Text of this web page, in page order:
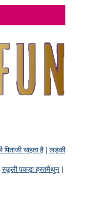
चाहता है|लड़की
स्कूली पकड़ा हस्तमैथुन|